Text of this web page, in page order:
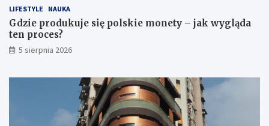
LIFESTYLE NAUKA
Gdzie produkuje się polskie monety – jak wygląda
ten proces?
5 sierpnia 2026